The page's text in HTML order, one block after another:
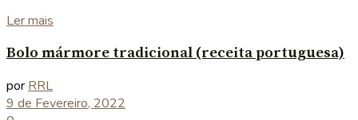
Ler mais
Bolo mármore tradicional (receita portuguesa)
por RRL
9 de Fevereiro, 2022